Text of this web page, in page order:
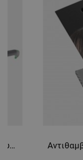
UNIVET 5X1 Προστατευτικά γυαλιά